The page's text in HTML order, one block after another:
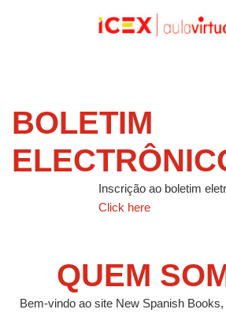
BOLETIM
Inscrição ao boletim
Click here
QUEM
Bem-vindo ao site New Spanish